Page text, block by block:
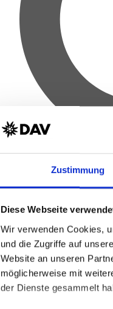
Zustimmung
Diese Webseite
Wir verwenden Cookies,
und die Zugriffe auf
Website an unseren
möglicherweise mit
der Dienste gesammelt